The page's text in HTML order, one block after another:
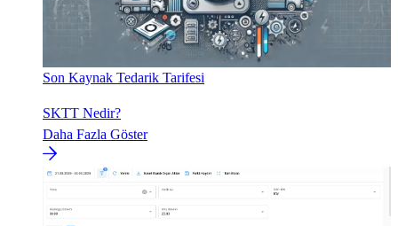
Son Kaynak Tedarik Tarifesi
SKTT Nedir?
Daha Fazla Göster